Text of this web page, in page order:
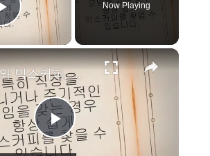
Play Video
Now Playing
×
P
당뇨와 믹스커피, 정말 당뇨 있으면 마시면 안되나요?